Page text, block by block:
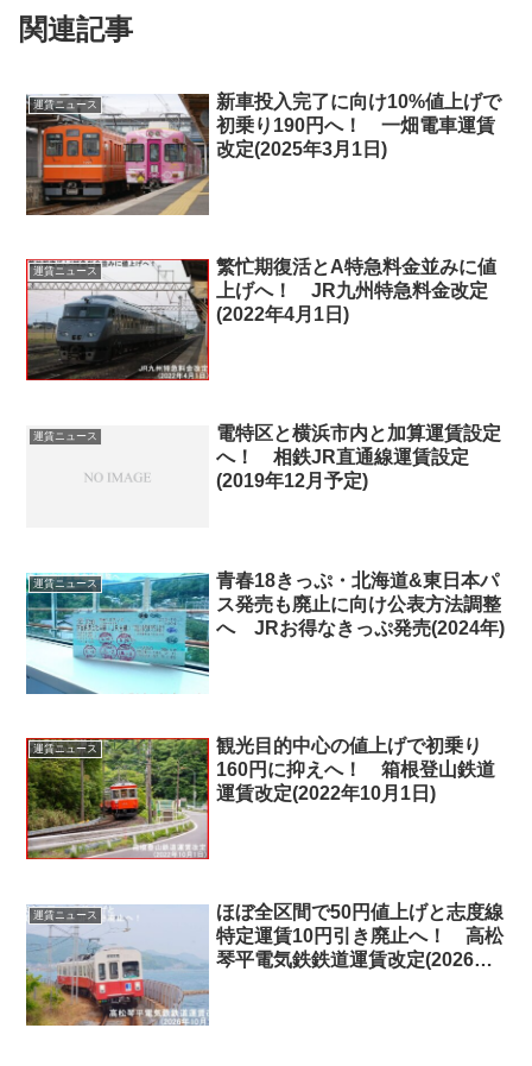
関連記事
運賃ニュース
新車投入完了に向け10%値上げで
初乗り190円へ！ 一畑電車運賃
改定(2025年3月1日)
運賃ニュース
繁忙期復活とA特急料金並みに値
上げへ！ JR九州特急料金改定
(2022年4月1日)
運賃ニュース
電特区と横浜市内と加算運賃設定
へ！ 相鉄JR直通線運賃設定
(2019年12月予定)
運賃ニュース
青春18きっぷ・北海道&東日本パ
ス発売も廃止に向け公表方法調整
へ JRお得なきっぷ発売(2024年)
運賃ニュース
観光目的中心の値上げで初乗り
160円に抑えへ！ 箱根登山鉄道
運賃改定(2022年10月1日)
運賃ニュース
ほぼ全区間で50円値上げと志度線
特定運賃10円引き廃止へ！ 高松
琴平電気鉄鉄道運賃改定(2026年